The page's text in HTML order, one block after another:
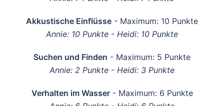
Akkustische Einflüsse - Maximum: 10 Punkte
Annie: 10 Punkte - Heidi: 10 Punkte
Suchen und Finden - Maximum: 5 Punkte
Annie: 2 Punkte - Heidi: 3 Punkte
Verhalten im Wasser- Maximum: 6 Punkte